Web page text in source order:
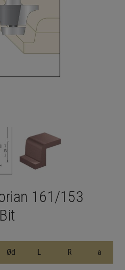
161/153
Ød L R a